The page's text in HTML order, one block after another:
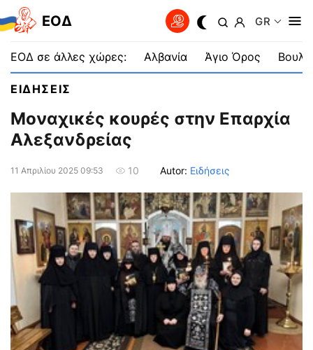
EOΔ GR
ΕΟΔ σε άλλες χώρες: Αλβανία Άγιο Όρος
ΕΙΔΗΣΕΙΣ
Μοναχικές κουρές στην Επαρχία
Αλεξανδρείας
11 Απριλίου 2025 09:53 10 Autor: Ειδήσεις